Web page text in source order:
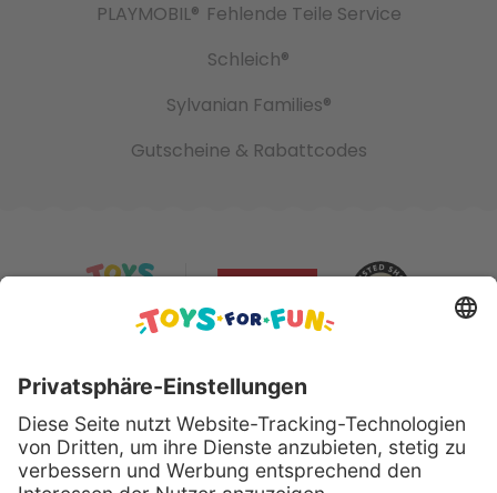
PLAYMOBIL® Fehlende Teile Service
Schleich®
Sylvanian Families®
Gutscheine & Rabattcodes
Sicher bezahlen mit: